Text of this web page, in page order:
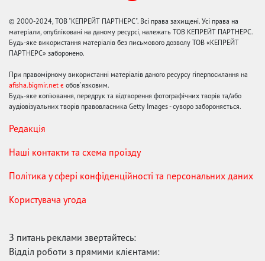
© 2000-2024, ТОВ "КЕПРЕЙТ ПАРТНЕРС". Всі права захищені. Усі права на
матеріали, опубліковані на даному ресурсі, належать ТОВ КЕПРЕЙТ ПАРТНЕРС.
Будь-яке використання матеріалів без письмового дозволу ТОВ «КЕПРЕЙТ
ПАРТНЕРС» заборонено.
При правомірному використанні матеріалів даного ресурсу гіперпосилання на
afisha.bigmir.net є обов'язковим.
Будь-яке копіювання, передрук та відтворення фотографічних творів та/або
аудіовізуальних творів правовласника Getty Images - суворо забороняється.
Редакція
Наші контакти та схема проїзду
Політика у сфері конфіденційності та персональних даних
Користувача угода
З питань реклами звертайтесь:
Відділ роботи з прямими клієнтами: